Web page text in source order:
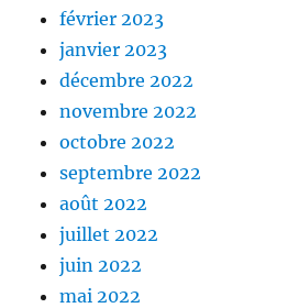
février 2023
janvier 2023
décembre 2022
novembre 2022
octobre 2022
septembre 2022
août 2022
juillet 2022
juin 2022
mai 2022